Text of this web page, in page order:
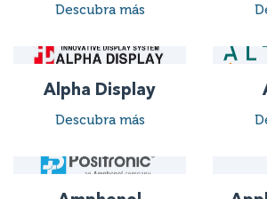
Descubra más
Alpha Display
Descubra más